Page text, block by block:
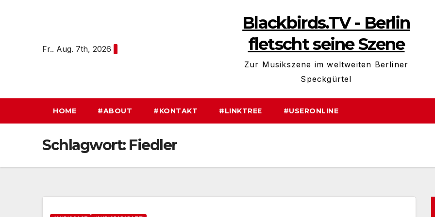
Fr.. Aug. 7th, 2026
Blackbirds.TV - Berlin
fletscht seine Szene
Zur Musikszene im weltweiten Berliner
Speckgürtel
HOME #ABOUT #KONTAKT #LINKTREE #USERONLINE
Schlagwort: Fiedler